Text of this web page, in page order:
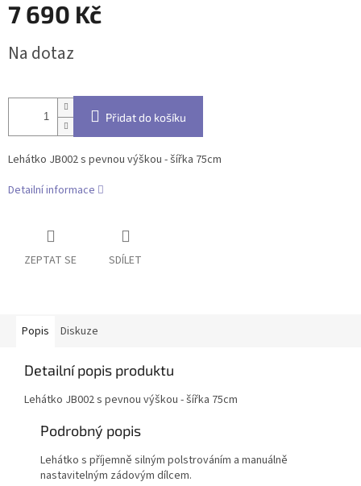
7 690 Kč
cena:
Na dotaz
Přidat do košíku
Lehátko JB002 s pevnou výškou - šířka 75cm
Detailní informace
ZEPTAT SE SDÍLET
Popis Diskuze
Detailní popis produktu
Lehátko JB002 s pevnou výškou - šířka 75cm
Podrobný popis
Lehátko s příjemně silným polstrováním a manuálně
nastavitelným zádovým dílcem.